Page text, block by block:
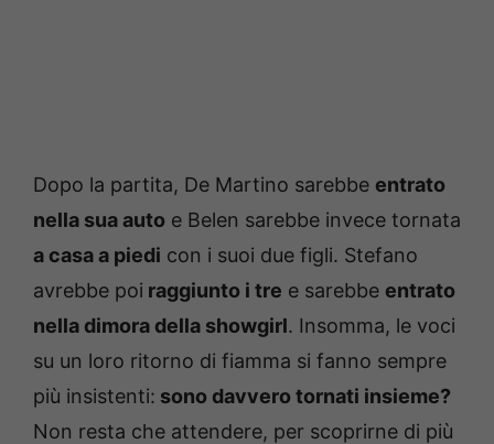
Dopo la partita, De Martino sarebbe entrato
nella sua auto e Belen sarebbe invece tornata
a casa a piedi con i suoi due figli. Stefano
avrebbe poi raggiunto i tre e sarebbe entrato
nella dimora della showgirl. Insomma, le voci
su un loro ritorno di fiamma si fanno sempre
più insistenti: sono davvero tornati insieme?
Non resta che attendere, per scoprirne di più